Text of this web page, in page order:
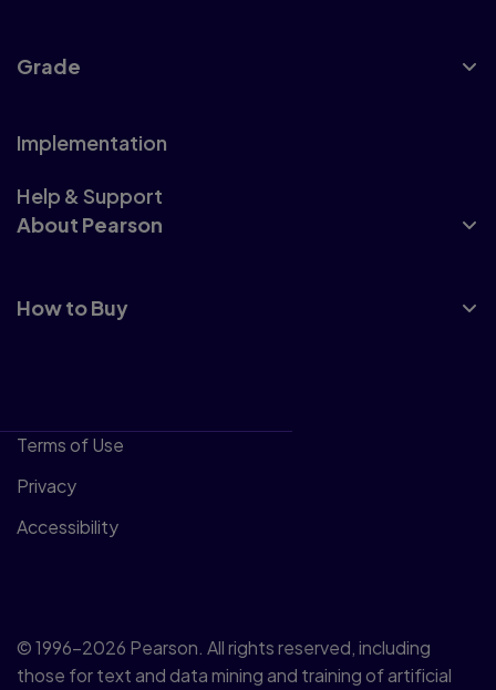
Grade
Implementation
Help & Support
About Pearson
How to Buy
Terms of Use
Privacy
Accessibility
© 1996–2026 Pearson. All rights reserved, including
those for text and data mining and training of artificial